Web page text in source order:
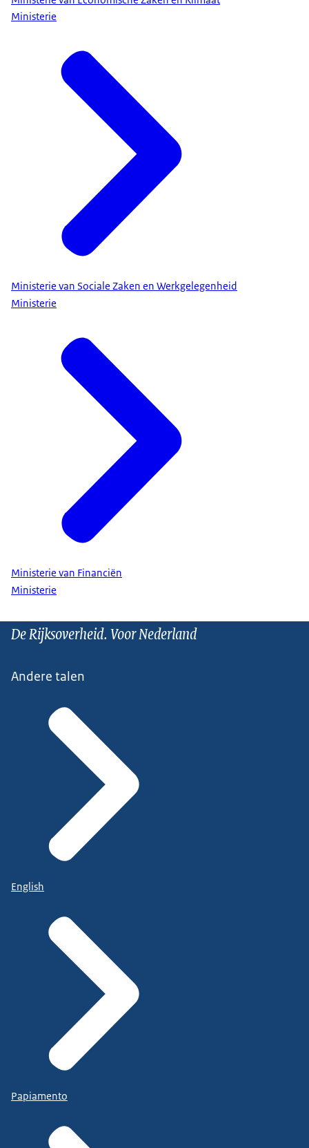
Ministerie
Ministerie van Sociale Zaken en Werkgelegenheid
Ministerie
Ministerie van Financiën
Ministerie
De Rijksoverheid. Voor Nederland
Andere talen
English
Papiamento